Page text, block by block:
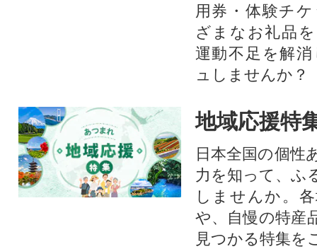
用券・体験チ
ざまなお礼品
運動不足を解
ュしませんか？
地域応援特
日本全国の個性
力を知って、ふ
しませんか。
や、自慢の特産
見つかる特集を